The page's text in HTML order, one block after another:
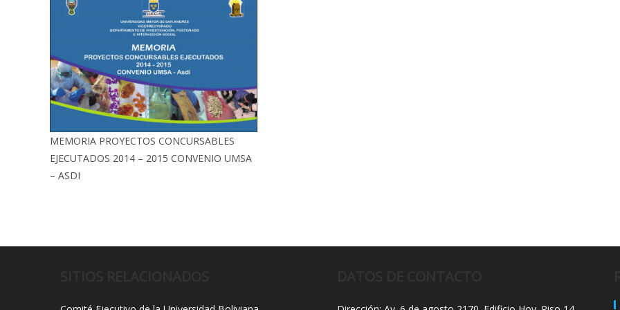
MEMORIA PROYECTOS CONCURSABLES
EJECUTADOS 2014 – 2015 CONVENIO UMSA
– ASDI